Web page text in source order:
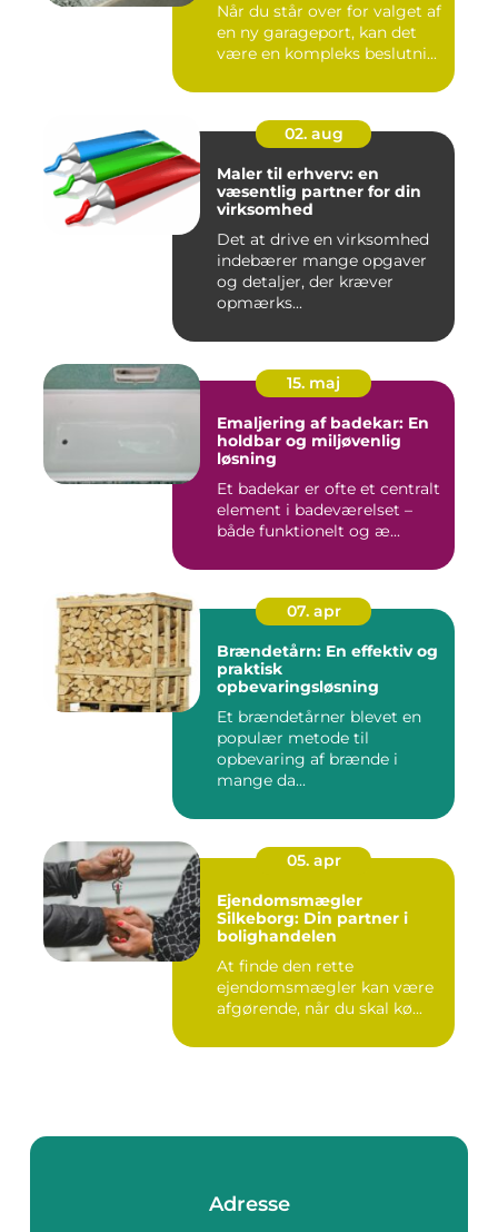
Når du står over for valget af
en ny garageport, kan det
være en kompleks beslutni...
02. aug
Maler til erhverv: en
væsentlig partner for din
virksomhed
Det at drive en virksomhed
indebærer mange opgaver
og detaljer, der kræver
opmærks...
15. maj
Emaljering af badekar: En
holdbar og miljøvenlig
løsning
Et badekar er ofte et centralt
element i badeværelset –
både funktionelt og æ...
07. apr
Brændetårn: En effektiv og
praktisk
opbevaringsløsning
Et brændetårner blevet en
populær metode til
opbevaring af brænde i
mange da...
05. apr
Ejendomsmægler
Silkeborg: Din partner i
bolighandelen
At finde den rette
ejendomsmægler kan være
afgørende, når du skal kø...
Adresse